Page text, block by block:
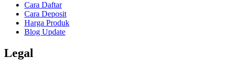
Cara Daftar
Cara Deposit
Harga Produk
Blog Update
Legal